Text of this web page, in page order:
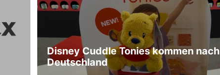
Disney Cuddle Tonies kommen nach
Deutschland